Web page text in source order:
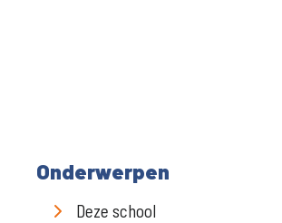
Onderwerpen
Deze school